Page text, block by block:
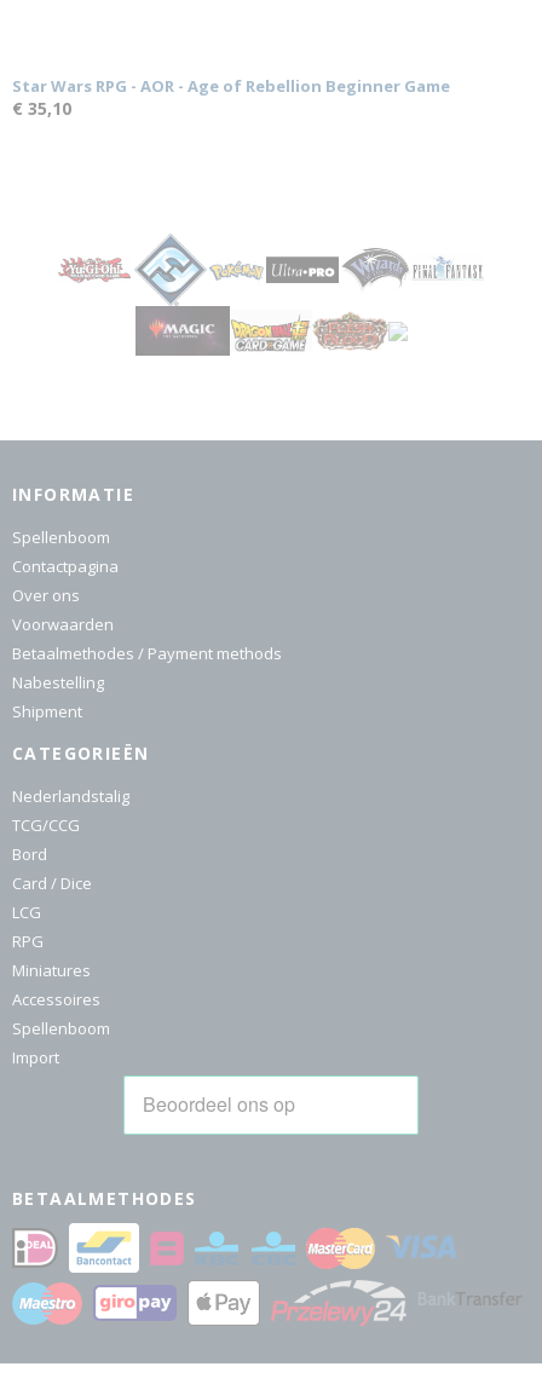
Star Wars RPG - AOR - Age of Rebellion Beginner Game
€ 35,10
INFORMATIE
Spellenboom
Contactpagina
Over ons
Voorwaarden
Betaalmethodes / Payment methods
Nabestelling
Shipment
CATEGORIEËN
Nederlandstalig
TCG/CCG
Bord
Card / Dice
LCG
RPG
Miniatures
Accessoires
Spellenboom
Import
BETAALMETHODES